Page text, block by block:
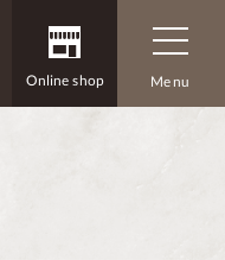
Online shop Menu